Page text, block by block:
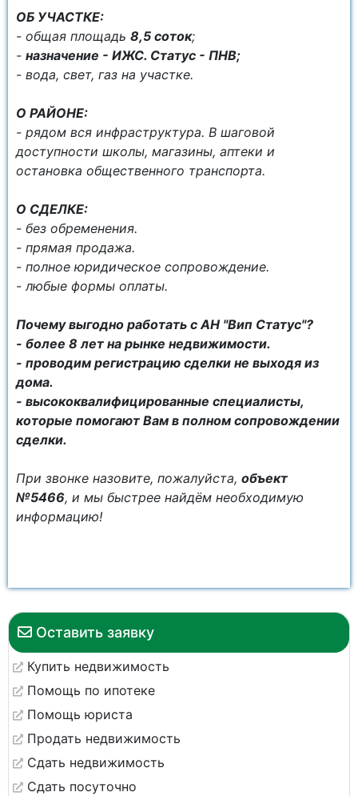
Оставить заявку
Купить недвижимость
Помощь по ипотеке
Помощь юриста
Продать недвижимость
Сдать недвижимость
Сдать посуточно
ОБ УЧАСТКЕ:
- общая площадь 8,5 соток;
- назначение - ИЖС. Статус - ПНВ;
- вода, свет, газ на участке.
О РАЙОНЕ:
- рядом вся инфраструктура. В шаговой
доступности школы, магазины, аптеки и
остановка общественного транспорта.
О СДЕЛКЕ:
- без обременения.
- прямая продажа.
- полное юридическое сопровождение.
- любые формы оплаты.
Почему выгодно работать с АН "Вип Статус"?
- более 8 лет на рынке недвижимости.
- проводим регистрацию сделки не выходя из
дома.
- высококвалифицированные специалисты,
которые помогают Вам в полном сопровождении
сделки.
При звонке назовите, пожалуйста, объект
№5466, и мы быстрее найдём необходимую
информацию!